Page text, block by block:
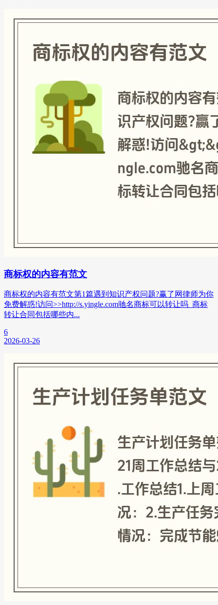
商标权的内容有范文
商标权的内容有范文第1篇遇到知识产权问题?赢了网律师为你
免费解惑!访问>>http://s.yingle.com驰名商标可以转让吗_商标
转让合同包括哪些内...
6
2026-03-26